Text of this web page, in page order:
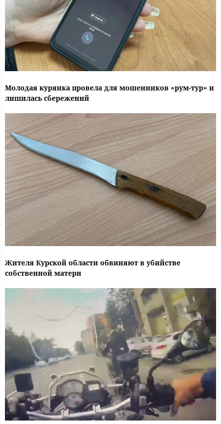
Молодая курянка провела для мошенников «рум-тур» и
лишилась сбережений
Жителя Курской области обвиняют в убийстве
собственной матери